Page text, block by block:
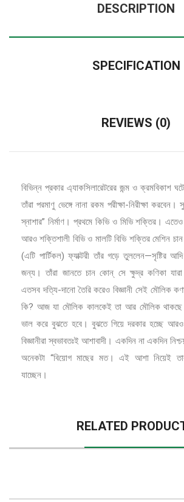
DESCRIPTION
SPECIFICATION
REVIEWS (0)
বিভিন্ন প্রকার এ্যাকসিলারেটরের জন্ম ও ক্রমবিকাশ
তাঁৱা পরমাণু ভেঙ্গে নানা রকম পরীক্ষা-নিরীক্ষা
স্নাশার” নির্মাণ। প্রথমে কিভি ও মিভি শক্তির। এতেও
আরও শক্তিশালী বিভি ও মালটি বিভি শক্তির মেশিন
(এটি পার্টিকল) ফ্যাক্টরী তাঁর গড়ে তুললেন—সৃষ্টির
জন্য। তাঁরা জানতে চান কোন্ সে ক্ষুদ্র কণিকা
এতসব দত্যি-দানো তৈরি করেও বিজ্ঞানী সেই মৌলিক
কি? আজ যা মৌলিক কালকেই তা আর মৌলিক
ভাল করে বুঝতে হবে। বুঝতে গিয়ে দরকার হচ্ছে আরও
বিজ্ঞানীরা স্বভাবতঃই আশাবাদী। একদিন না একদিন
অনেকটা “বিয়ােগ মাছের মত। এই আশা নিয়েই
যাচ্ছেন।
RELATED